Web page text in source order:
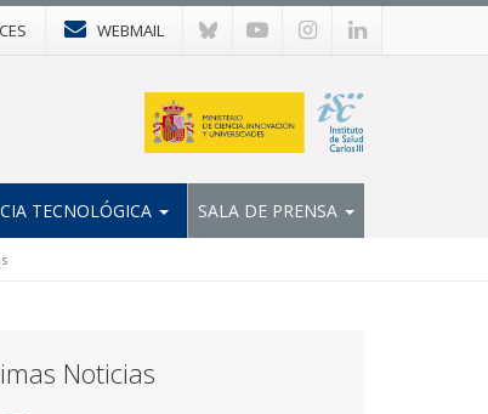
WEBMAIL
TECNOLÓGICA SALA DE PRENSA
Noticias